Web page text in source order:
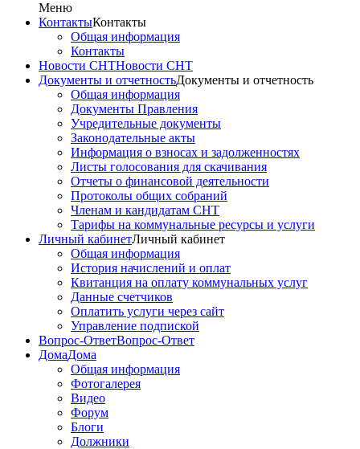
Меню
КонтактыКонтакты
Общая информация
Контакты
Новости СНТНовости СНТ
Документы и отчетностьДокументы и отчетность
Общая информация
Документы Правления
Учредительные документы
Законодательные акты
Информация о взносах и задолженностях
Листы голосования для скачивания
Отчеты о финансовой деятельности
Протоколы общих собраний
Членам и кандидатам СНТ
Тарифы на коммунальные ресурсы и услуги
Личный кабинетЛичный кабинет
Общая информация
История начислений и оплат
Квитанция на оплату коммунальных услуг
Данные счетчиков
Оплатить услуги через сайт
Управление подпиской
Вопрос-ОтветВопрос-Ответ
ДомаДома
Общая информация
Фотогалерея
Видео
Форум
Блоги
Должники